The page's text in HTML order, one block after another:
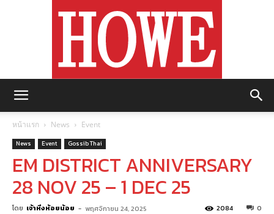
หน้าแรก News Event
News Event Gossib Thai
EM DISTRICT ANNIVERSARY
28 NOV 25 – 1 DEC 25
โดย เจ้าหิ่งห้อยน้อย - พฤศจิกายน 24, 2025 0
2084